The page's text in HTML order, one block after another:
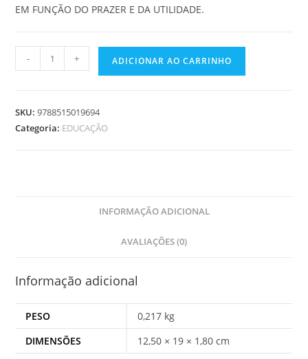
EM FUNÇÃO DO PRAZER E DA UTILIDADE.
FILOSOFIA
DA
- + ADICIONAR AO CARRINHO
SKU:9788515019694
Categoria: EDUCAÇÃO
INFORMAÇÃO ADICIONAL
AVALIAÇÕES (0)
Informação adicional
PESO
0,217 kg
DIMENSÕES
12,50 × 19 × 1,80 cm